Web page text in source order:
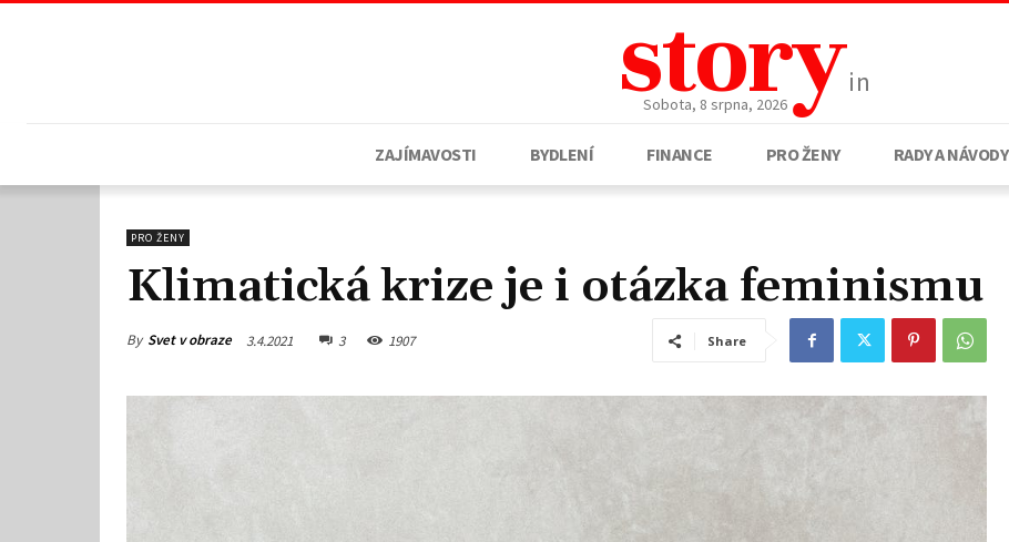
storyin
Sobota, 8 srpna, 2026
ZAJÍMAVOSTI BYDLENÍ FINANCE PRO ŽENY RADY A NÁVODY
PRO ŽENY
Klimatická krize je i otázka feminismu
By Svet v obraze 3.4.2021 3 1907 Share